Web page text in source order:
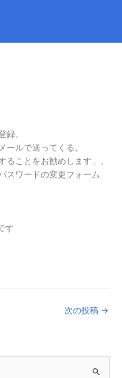
録。
ールで送ってくる。
ることをお勧めします」。
スワードの変更フォーム
す
次の投稿 →